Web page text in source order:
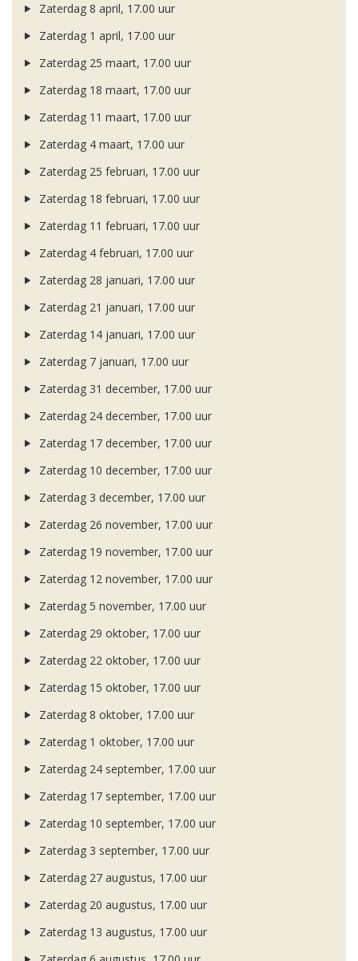
Zaterdag 8 april, 17.00 uur
Zaterdag 1 april, 17.00 uur
Zaterdag 25 maart, 17.00 uur
Zaterdag 18 maart, 17.00 uur
Zaterdag 11 maart, 17.00 uur
Zaterdag 4 maart, 17.00 uur
Zaterdag 25 februari, 17.00 uur
Zaterdag 18 februari, 17.00 uur
Zaterdag 11 februari, 17.00 uur
Zaterdag 4 februari, 17.00 uur
Zaterdag 28 januari, 17.00 uur
Zaterdag 21 januari, 17.00 uur
Zaterdag 14 januari, 17.00 uur
Zaterdag 7 januari, 17.00 uur
Zaterdag 31 december, 17.00 uur
Zaterdag 24 december, 17.00 uur
Zaterdag 17 december, 17.00 uur
Zaterdag 10 december, 17.00 uur
Zaterdag 3 december, 17.00 uur
Zaterdag 26 november, 17.00 uur
Zaterdag 19 november, 17.00 uur
Zaterdag 12 november, 17.00 uur
Zaterdag 5 november, 17.00 uur
Zaterdag 29 oktober, 17.00 uur
Zaterdag 22 oktober, 17.00 uur
Zaterdag 15 oktober, 17.00 uur
Zaterdag 8 oktober, 17.00 uur
Zaterdag 1 oktober, 17.00 uur
Zaterdag 24 september, 17.00 uur
Zaterdag 17 september, 17.00 uur
Zaterdag 10 september, 17.00 uur
Zaterdag 3 september, 17.00 uur
Zaterdag 27 augustus, 17.00 uur
Zaterdag 20 augustus, 17.00 uur
Zaterdag 13 augustus, 17.00 uur